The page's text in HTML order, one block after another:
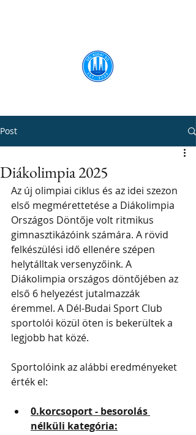
Dél-Budai SC
Post
Diákolimpia 2025
Az új olimpiai ciklus és az idei szezon
első megmérettetése a Diákolimpia
Országos Döntője volt ritmikus
gimnasztikázóink számára. A rövid
felkészülési idő ellenére szépen
helytálltak versenyzőink. A
Diákolimpia országos döntőjében az
első 6 helyezést jutalmazzák
éremmel. A Dél-Budai Sport Club
sportolói közül öten is bekerültek a
legjobb hat közé.
Sportolóink az alábbi eredményeket
érték el:
0.korcsoport - besorolás
nélküli kategória: